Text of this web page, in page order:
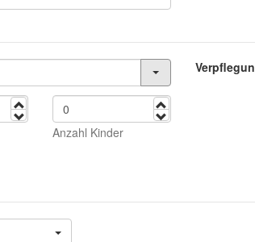
mehr
weniger
mehr
weniger
Anzahl Kinder